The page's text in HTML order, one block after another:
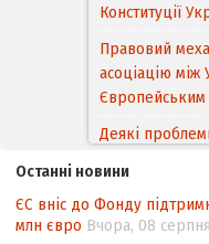
Конституції
Правовий
асоціацію між
Деякі
походження
Угоди про
Останні новини
ЄС вніс до Фонду
млн євро Вчора, 08 серпня